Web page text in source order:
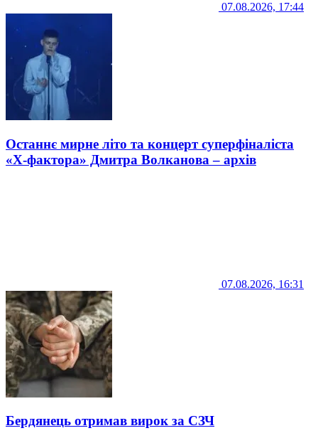
07.08.2026, 17:44
Останнє мирне літо та концерт суперфіналіста
«Х-фактора» Дмитра Волканова – архів
07.08.2026, 16:31
Бердянець отримав вирок за СЗЧ